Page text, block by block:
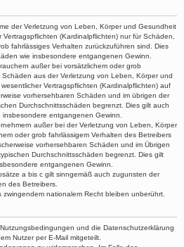
der Verletzung von Leben, Körper und Gesundheit
(Kardinalpflichten) nur für Schäden,
fahrlässiges Verhalten zurückzuführen sind. Dies
wie insbesondere entgangenen Gewinn.
außer bei vorsätzlichem oder grob
aus der Verletzung von Leben, Körper und
Vertragspflichten (Kardinalpflichten) auf
vorhersehbaren Schäden und im übrigen der
Durchschnittsschäden begrenzt. Dies gilt auch
entgangenen Gewinn.
außer bei der Verletzung von Leben, Körper
oder grob fahrlässigem Verhalten des Betreibers
vorhersehbaren Schäden und im Übrigen
Durchschnittsschäden begrenzt. Dies gilt
entgangenen Gewinn.
a bis c gilt sinngemäß auch zugunsten der
des Betreibers.
nationalem Recht bleiben unberührt.
und die Datenschutzerklärung
Nutzer per E-Mail mitgeteilt.